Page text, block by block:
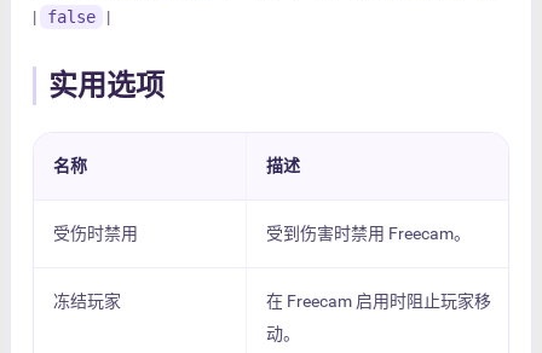
|
false |
实用选项
名称 描述
受伤时禁用 受到伤害时禁用 Freecam。
冻结玩家
在 Freecam 启用时阻止玩家移
动。